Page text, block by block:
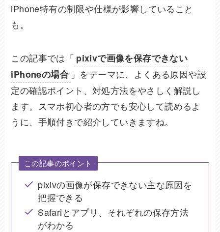
iPhone特有の制限や仕様が影響していること
も。
この記事では「 pixivで画像を保存できない
iPhoneの場合 」をテーマに、よくある原因や設
定の確認ポイント、対処方法をやさしく解説し
ます。スマホ初心者の方でも安心して読めるよ
うに、手順付きで紹介していきますね。
この記事のポイント
pixivの画像が保存できない主な原因を
把握できる
Safariとアプリ、それぞれの保存方法
がわかる